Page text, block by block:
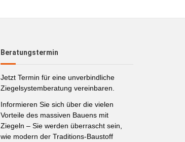
Beratungstermin
Jetzt Termin für eine unverbindliche
Ziegelsystemberatung vereinbaren.
Informieren Sie sich über die vielen
Vorteile des massiven Bauens mit
Ziegeln – Sie werden überrascht sein,
wie modern der Traditions-Baustoff